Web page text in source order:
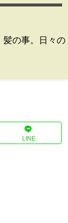
の事。日々の
LINE